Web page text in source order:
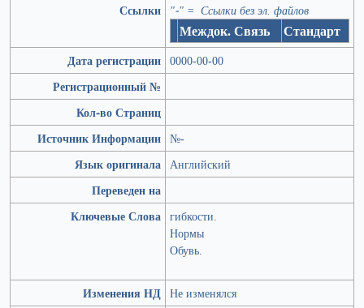
Ссылки "-" = Ссылки без эл. файлов
Междок. Связь Стандарт
Дата регистрации 0000-00-00
Регистрационный №
Кол-во Страниц
Источник Информации №-
Язык оригинала Английский
Переведен на
Ключевые Слова гибкости.
Нормы
Обувь.
Изменения НД Не изменялся